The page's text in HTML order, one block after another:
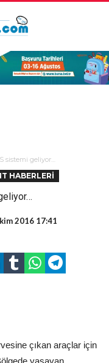
sistemi geliyor…
HABERLERİ
2016 17:41
çıkan araçlar için
yaşayan